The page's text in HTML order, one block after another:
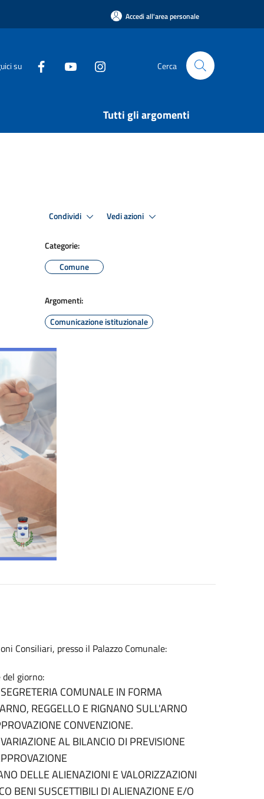
Accedi all'area personale
su Cerca
Tutti gli argomenti
Condividi Vedi azioni
Categorie:
Comune
Argomenti:
Comunicazione istituzionale
Consiliari, presso il Palazzo Comunale:
giorno:
COMUNALE IN FORMA
REGGELLO E RIGNANO SULL'ARNO
CONVENZIONE.
AL BILANCIO DI PREVISIONE
DELLE ALIENAZIONI E VALORIZZAZIONI
BENI SUSCETTIBILI DI ALIENAZIONE E/O